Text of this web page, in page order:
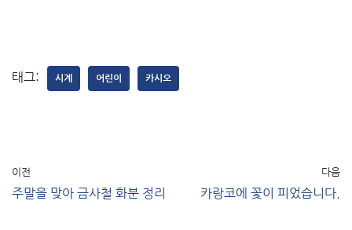
태그: 시계 어린이 카시오
이전
주말을 맞아 금사철 화분 정리
다음
카랑코에 꽃이 피었습니다.